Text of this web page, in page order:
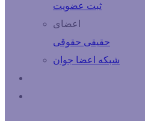
ثبت عضویت
اعضای
حقیقی حقوقی
شبكه اعضا جوان